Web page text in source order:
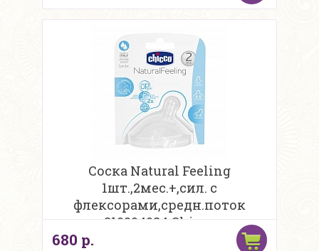
Соска Natural Feeling
1шт.,2мес.+,сил. с
флексорами,средн.поток
310204084 Chicco
680 р.